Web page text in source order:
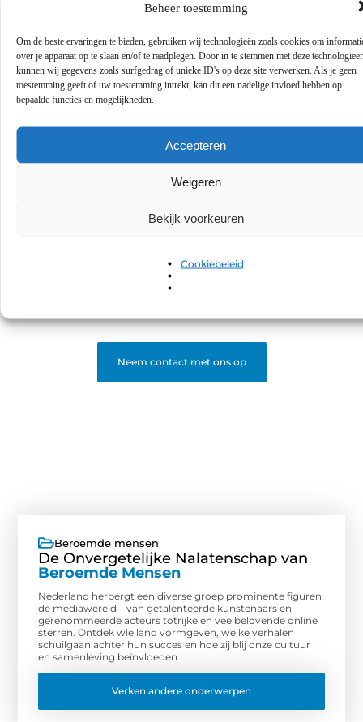
Beheer toestemming
Om de beste ervaringen te bieden, gebruiken wij technologieën zoals cookies om
over je apparaat op te slaan en/of te raadplegen. Door in te stemmen met deze
kunnen wij gegevens zoals surfgedrag of unieke ID's op deze site verwerken. Als je geen
toestemming geeft of uw toestemming intrekt, kan dit een nadelige invloed hebben op
bepaalde functies en mogelijkheden.
Accepteren
Weigeren
Bekijk voorkeuren
Cookiebeleid
Vervoer en transport (3) Winkelen(19)
Woning en Tuin(10) Zakelijk(10)
(2)
Sluit je aan bij ons blognetwerk!
waar schrijvers en lezers elkaar vinden. Registreer en
start met bloggen.
Neem contact met ons op
Beroemde mensen
De Onvergetelijke Nalatenschap van
Beroemde Mensen
Nederland herbergt een diverse groep prominente figuren
de mediawereld – van getalenteerde kunstenaars en
gerenommeerde acteurs totrijke en veelbelovende online
sterren. Ontdek wie land vormgeven, welke verhalen
schuilgaan achter hun succes en hoe zij blij onze cultuur
en samenleving beïnvloeden.
Verken andere onderwerpen